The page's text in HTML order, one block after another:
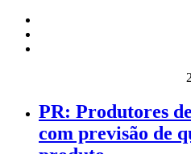
PR: Produtores
com previsão de